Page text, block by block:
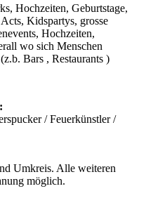
Hochzeiten, Geburtstage,
Kidspartys, grosse
Hochzeiten,
wo sich Menschen
Bars , Restaurants )
/ Feuerkünstler /
Umkreis. Alle weiteren
möglich.